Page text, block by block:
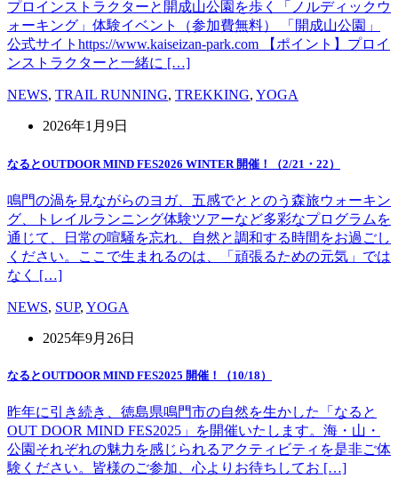
プロインストラクターと開成山公園を歩く「ノルディックウ
ォーキング」体験イベント（参加費無料） 「開成山公園」
公式サイトhttps://www.kaiseizan-park.com 【ポイント】プロイ
ンストラクターと一緒に […]
NEWS, TRAIL RUNNING, TREKKING, YOGA
2026年1月9日
なるとOUTDOOR MIND FES2026 WINTER 開催！（2/21・22）
鳴門の渦を見ながらのヨガ、五感でととのう森旅ウォーキン
グ、トレイルランニング体験ツアーなど多彩なプログラムを
通じて、日常の喧騒を忘れ、自然と調和する時間をお過ごし
ください。ここで生まれるのは、「頑張るための元気」では
なく […]
NEWS, SUP, YOGA
2025年9月26日
なるとOUTDOOR MIND FES2025 開催！（10/18）
昨年に引き続き、徳島県鳴門市の自然を生かした「なると
OUT DOOR MIND FES2025」を開催いたします。海・山・
公園それぞれの魅力を感じられるアクティビティを是非ご体
験ください。皆様のご参加、心よりお待ちしてお […]